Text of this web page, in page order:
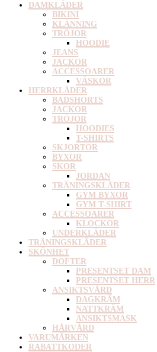
DAMKLÄDER
BIKINI
KLÄNNING
TRÖJOR
HOODIE
JEANS
JACKOR
ACCESSOARER
VÄSKOR
HERRKLÄDER
BADSHORTS
JACKOR
TRÖJOR
HOODIES
T-SHIRTS
SKJORTOR
BYXOR
SKOR
JORDAN
TRÄNINGSKLÄDER
GYM BYXOR
GYM T-SHIRT
ACCESSOARER
KLOCKOR
UNDERKLÄDER
TRÄNINGSKLÄDER
SKÖNHET
DOFTER
PRESENTSET DAM
PRESENTSET HERR
ANSIKTSVÅRD
DAGKRÄM
NATTKRÄM
ANSIKTSMASK
HÅRVÅRD
VARUMÄRKEN
RABATTKODER